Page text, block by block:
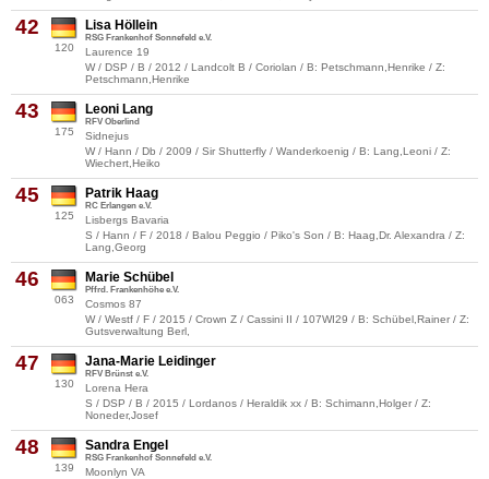
42
120
Lisa Höllein
RSG Frankenhof Sonnefeld e.V.
Laurence 19
W / DSP / B / 2012 / Landcolt B / Coriolan / B: Petschmann,Henrike / Z:
Petschmann,Henrike
43
175
Leoni Lang
RFV Oberlind
Sidnejus
W / Hann / Db / 2009 / Sir Shutterfly / Wanderkoenig / B: Lang,Leoni / Z:
Wiechert,Heiko
45
125
Patrik Haag
RC Erlangen e.V.
Lisbergs Bavaria
S / Hann / F / 2018 / Balou Peggio / Piko's Son / B: Haag,Dr. Alexandra / Z:
Lang,Georg
46
063
Marie Schübel
Pffrd. Frankenhöhe e.V.
Cosmos 87
W / Westf / F / 2015 / Crown Z / Cassini II / 107WI29 / B: Schübel,Rainer / Z:
Gutsverwaltung Berl,
47
130
Jana-Marie Leidinger
RFV Brünst e.V.
Lorena Hera
S / DSP / B / 2015 / Lordanos / Heraldik xx / B: Schimann,Holger / Z:
Noneder,Josef
48
139
Sandra Engel
RSG Frankenhof Sonnefeld e.V.
Moonlyn VA